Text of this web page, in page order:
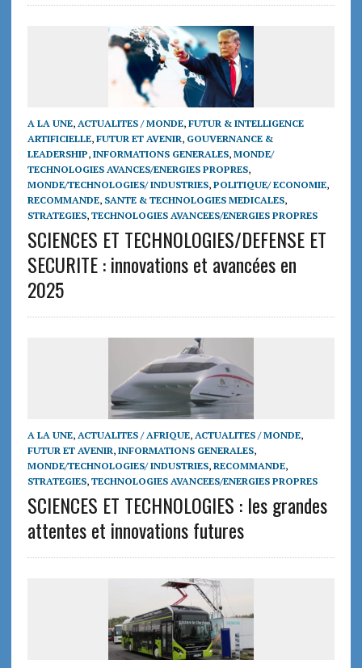
A LA UNE, ACTUALITES / MONDE, FUTUR & INTELLIGENCE
ARTIFICIELLE, FUTUR ET AVENIR, GOUVERNANCE &
LEADERSHIP, INFORMATIONS GENERALES, MONDE/
TECHNOLOGIES AVANCES/ENERGIES PROPRES,
MONDE/TECHNOLOGIES/ INDUSTRIES, POLITIQUE/ ECONOMIE,
RECOMMANDE, SANTE & TECHNOLOGIES MEDICALES,
STRATEGIES, TECHNOLOGIES AVANCEES/ENERGIES PROPRES
SCIENCES ET TECHNOLOGIES/DEFENSE ET
SECURITE : innovations et avancées en
2025
A LA UNE, ACTUALITES / AFRIQUE, ACTUALITES / MONDE,
FUTUR ET AVENIR, INFORMATIONS GENERALES,
MONDE/TECHNOLOGIES/ INDUSTRIES, RECOMMANDE,
STRATEGIES, TECHNOLOGIES AVANCEES/ENERGIES PROPRES
SCIENCES ET TECHNOLOGIES : les grandes
attentes et innovations futures